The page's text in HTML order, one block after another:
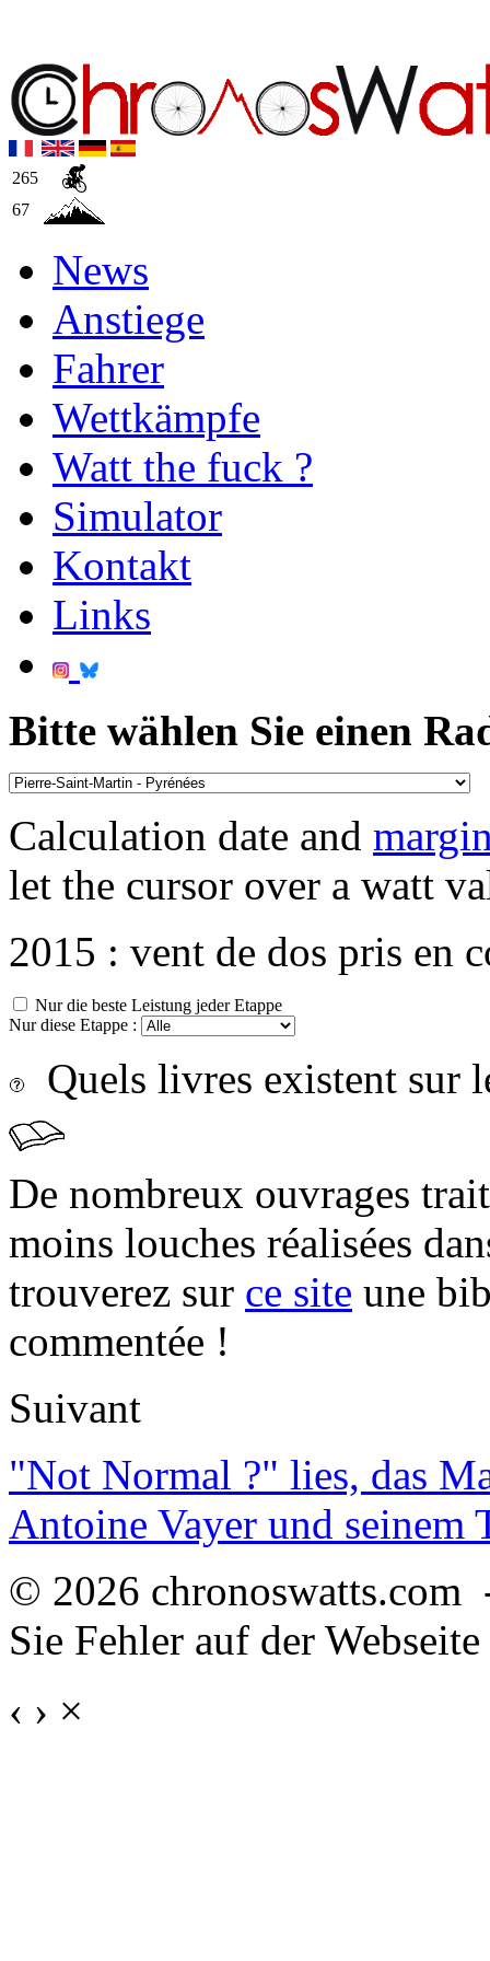
265
67
News
Anstiege
Fahrer
Wettkämpfe
Watt the fuck ?
Simulator
Kontakt
Links
Bitte wählen Sie einen
Calculation date and
let the cursor over a watt
2015 : vent de dos pris en
Nur die beste Leistung jeder Etappe
Nur diese Etappe :
Quels livres existent sur
De nombreux ouvrages
moins louches réalisées
trouverez sur ce site une
commentée !
Suivant
"Not Normal ?" lies, das
Antoine Vayer und seinem
© 2026
Sie Fehler auf der
‹ › ×